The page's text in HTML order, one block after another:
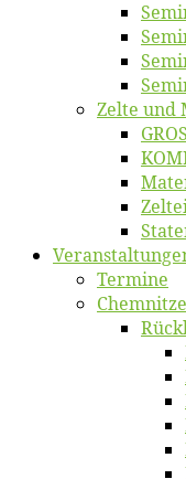
Zel­te und
Ter­mi­ne